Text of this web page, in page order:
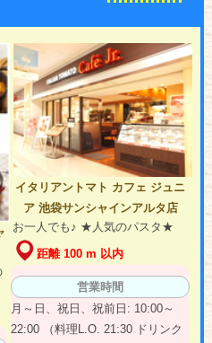
イタリアントマト カフェ ジュニ
ア 池袋サンシャインアルタ店
お一人でも♪ ★人気のパスタ★
距離 100 m 以内
営業時間
月～日、祝日、祝前日: 10:00～
22:00 （料理L.O. 21:30 ドリンク